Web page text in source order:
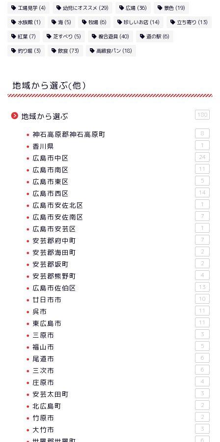
工場見学 (4) 幼児にオススメ (29) 広場 (36) 景色 (19)
水族館(1) 海 (5) 牧場 (6) 珍しいお店 (14) 立ち寄り (13)
紅葉 (7) 芝すべり (5) 複合遊具 (40) 道の駅 (6)
釣り堀 (3) 飲食(73) 高級食パン (18)
地域から選ぶ(他）
地域から選ぶ 180
神石高原郡神石高原町 8
香川県 1
広島市中区 24
広島市南区 11
広島市東区 5
広島市西区 14
広島市安佐北区 1
広島市安佐南区 7
広島市安芸区 1
安芸郡府中町 7
安芸郡海田町 2
安芸郡坂町 2
安芸郡熊野町 4
広島市佐伯区 13
廿日市市 10
呉市 11
東広島市 11
三原市 3
福山市 5
尾道市 6
三次市 6
庄原市 4
安芸太田町 3
北広島町 2
竹原市 2
大竹市 3